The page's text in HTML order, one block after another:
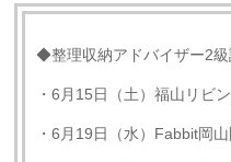
◆整理収納アドバイザー2
・6月15日（土）福山リビ
・6月19日（水）Fabbit岡